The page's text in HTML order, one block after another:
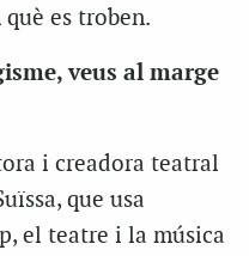
es troben.
veus al marge
i creadora teatral
que usa
el teatre i la música